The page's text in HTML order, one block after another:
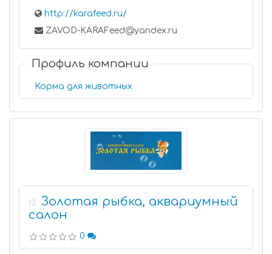
http://karafeed.ru/
ZAVOD-KARAFeed@yandex.ru
Профиль компании
Корма для животных
13
Золотая рыбка, аквариумный
салон
0